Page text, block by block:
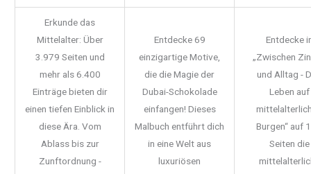
Erkunde das
Mittelalter: Über
3.979 Seiten und
mehr als 6.400
Einträge bieten dir
einen tiefen Einblick in
diese Ära. Vom
Ablass bis zur
Zunftordnung -
Entdecke 69
einzigartige Motive,
die die Magie der
Dubai-Schokolade
einfangen! Dieses
Malbuch entführt dich
in eine Welt aus
luxuriösen
Entdecke
„Zwischen
und Alltag -
Leben auf
Burgen“ auf
Seiten die